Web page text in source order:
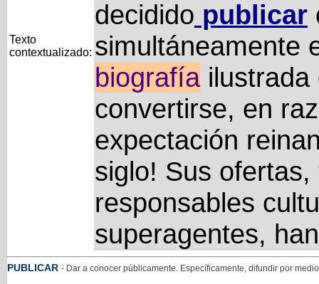
Texto
contextualizado:
decidido publicar
simultáneamente
biografíailustrada
convertirse, en
expectación
siglo! Sus
responsables
superagentes, han
PUBLICAR - Dar a conocer públicamente. Específicamente, difundir por